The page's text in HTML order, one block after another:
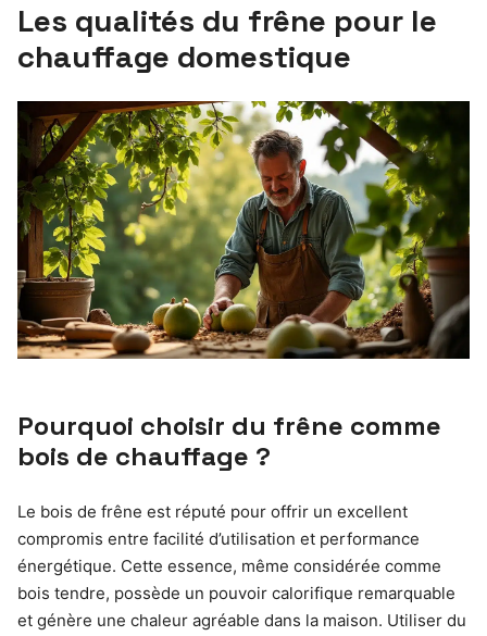
Les qualités du frêne pour le
chauffage domestique
Pourquoi choisir du frêne comme
bois de chauffage ?
Le bois de frêne est réputé pour offrir un excellent
compromis entre facilité d’utilisation et performance
énergétique. Cette essence, même considérée comme
bois tendre, possède un pouvoir calorifique remarquable
et génère une chaleur agréable dans la maison. Utiliser du